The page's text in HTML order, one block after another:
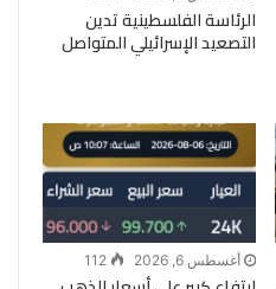
الرئاسة الفلسطينية تدين
التصعيد الإسرائيلي المتواصل
أغسطس 6, 2026 112